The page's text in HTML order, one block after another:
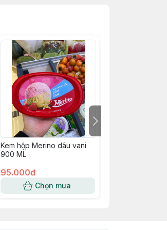
Kem hộp Merino dâu vani
900 ML
95.000đ
Chọn mua